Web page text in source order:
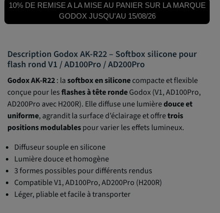
10% DE REMISE A LA MISE AU PANIER SUR LA MARQUE
GODOX JUSQU'AU 15/08/26
Description Godox AK-R22 – Softbox silicone pour
flash rond V1 / AD100Pro / AD200Pro
Godox AK-R22: lasoftbox en siliconecompacte et flexible
conçue pour lesflashes à tête rondeGodox (V1, AD100Pro,
AD200Pro avec H200R). Elle diffuse une lumièredouce et
uniforme, agrandit la surface d’éclairage et offretrois
positions modulablespour varier les effets lumineux.
Diffuseur souple en silicone
Lumière douce et homogène
3 formes possibles pour différents rendus
Compatible V1, AD100Pro, AD200Pro (H200R)
Léger, pliable et facile à transporter